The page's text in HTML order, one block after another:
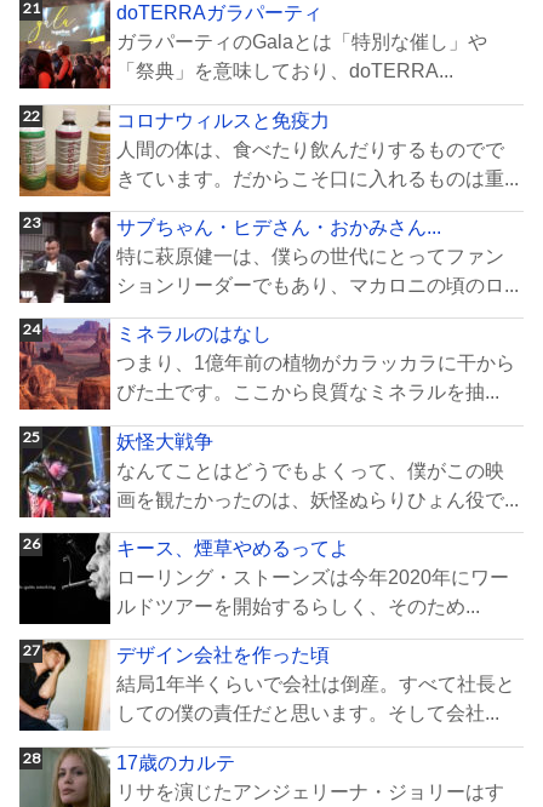
doTERRAガラパーティ
ガラパーティのGalaとは「特別な催し」や
「祭典」を意味しており、doTERRA...
コロナウィルスと免疫力
人間の体は、食べたり飲んだりするものでで
きています。だからこそ口に入れるものは重...
サブちゃん・ヒデさん・おかみさん...
特に萩原健一は、僕らの世代にとってファン
ションリーダーでもあり、マカロニの頃のロ...
ミネラルのはなし
つまり、1億年前の植物がカラッカラに干から
びた土です。ここから良質なミネラルを抽...
妖怪大戦争
なんてことはどうでもよくって、僕がこの映
画を観たかったのは、妖怪ぬらりひょん役で...
キース、煙草やめるってよ
ローリング・ストーンズは今年2020年にワー
ルドツアーを開始するらしく、そのため...
デザイン会社を作った頃
結局1年半くらいで会社は倒産。すべて社長と
しての僕の責任だと思います。そして会社...
17歳のカルテ
リサを演じたアンジェリーナ・ジョリーはす